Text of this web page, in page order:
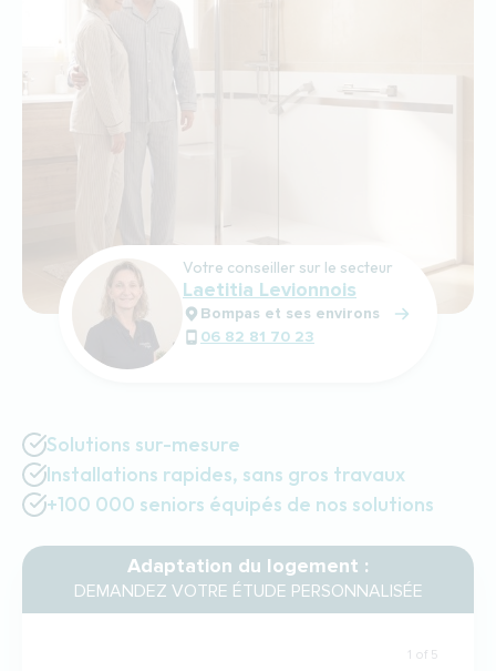
Votre conseiller sur le secteur
Laetitia Levionnois
Bompas et ses environs
06 82 81 70 23
Solutions sur-mesure
Installations rapides, sans gros travaux
+100 000 seniors équipés de nos solutions
Adaptation du logement :
DEMANDEZ VOTRE ÉTUDE PERSONNALISÉE
1 of 5